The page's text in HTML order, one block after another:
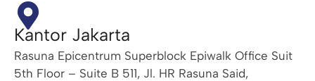
n
g
k
a
Kantor Jakarta
Rasuna Epicentrum Superblock Epiwalk Office Suit
5th Floor – Suite B 511, Jl. HR Rasuna Said,